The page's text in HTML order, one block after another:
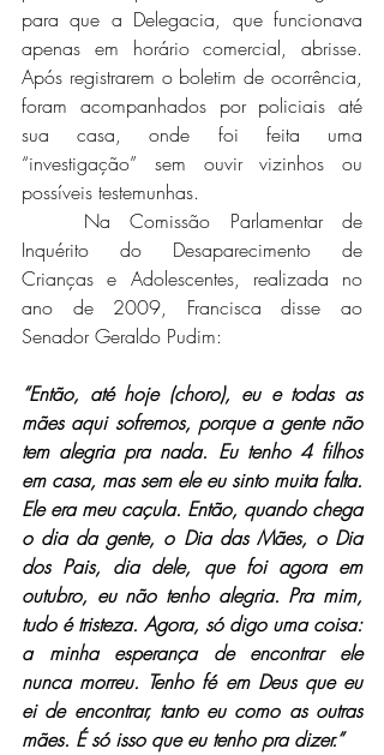
para que a Delegacia, que funcionava
apenas em horário comercial, abrisse.
Após registrarem o boletim de ocorrência,
foram acompanhados por policiais até
sua casa, onde foi feita uma
“investigação” sem ouvir vizinhos ou
possíveis testemunhas.
Inquérito do Desaparecimento de
Crianças e Adolescentes, realizada no
ano de 2009, Francisca disse ao
Senador Geraldo Pudim:
“Então, até hoje (choro), eu e todas as
mães aqui sofremos, porque a gente não
tem alegria pra nada. Eu tenho 4 filhos
em casa, mas sem ele eu sinto muita falta.
Ele era meu caçula. Então, quando chega
o dia da gente, o Dia das Mães, o Dia
dos Pais, dia dele, que foi agora em
outubro, eu não tenho alegria. Pra mim,
tudo é tristeza. Agora, só digo uma coisa:
a minha esperança de encontrar ele
nunca morreu. Tenho fé em Deus que eu
ei de encontrar, tanto eu como as outras
mães. É só isso que eu tenho pra dizer.”